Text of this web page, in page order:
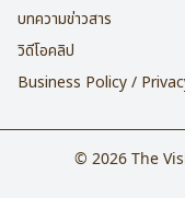
บทความข่าวสาร
วิดีโอคลิป
Business Policy /
© 2026 The